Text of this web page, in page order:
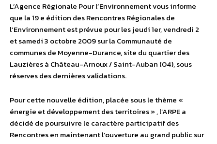
L’Agence Régionale Pour l’Environnement vous informe
que la 19 e édition des Rencontres Régionales de
l’Environnement est prévue pour les jeudi 1er, vendredi 2
et samedi 3 octobre 2009 sur la Communauté de
communes de Moyenne-Durance, site du quartier des
Lauzières à Château-Arnoux / Saint-Auban (04), sous
réserves des dernières validations.
Pour cette nouvelle édition, placée sous le thème «
énergie et développement des territoires » , l’ARPE a
décidé de poursuivre le caractère participatif des
Rencontres en maintenant l’ouverture au grand public sur